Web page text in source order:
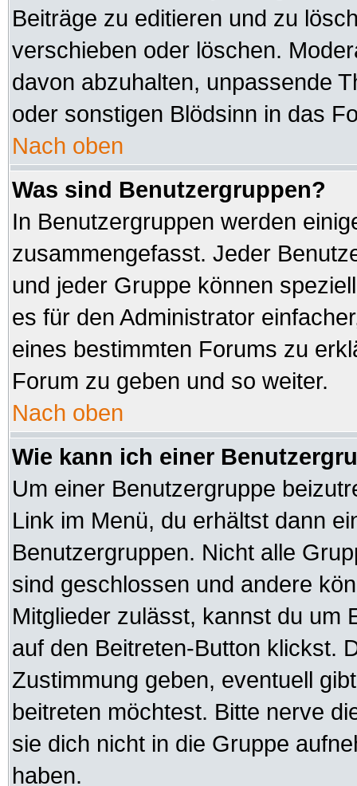
Beiträge zu editieren und zu
verschieben oder löschen.
davon abzuhalten, unpassende
oder sonstigen Blödsinn in das
Nach oben
Was sind Benutzergruppen?
In Benutzergruppen werden
zusammengefasst. Jeder
und jeder Gruppe können
es für den Administrator
eines bestimmten Forums zu
Forum zu geben und so weiter.
Nach oben
Wie kann ich einer
Um einer Benutzergruppe
Link im Menü, du erhältst dann
Benutzergruppen. Nicht alle
sind geschlossen und andere
Mitglieder zulässt, kannst du um
auf den Beitreten-Button klickst.
Zustimmung geben, eventuell
beitreten möchtest. Bitte nerve
sie dich nicht in die Gruppe
haben.